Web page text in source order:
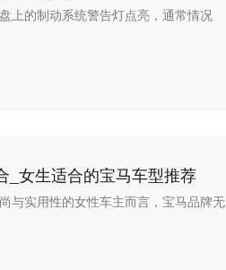
上的制动系统警告灯点亮，通常情况
_女生适合的宝马车型推荐
与实用性的女性车主而言，宝马品牌无